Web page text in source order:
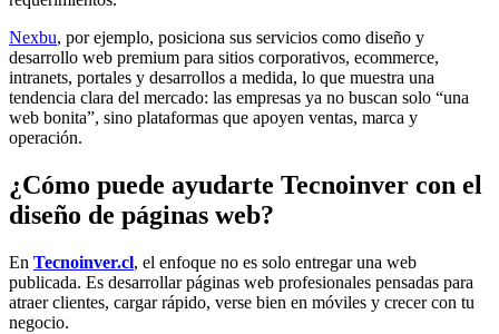
Nexbu, por ejemplo, posiciona sus servicios como diseño y
desarrollo web premium para sitios corporativos, ecommerce,
intranets, portales y desarrollos a medida, lo que muestra una
tendencia clara del mercado: las empresas ya no buscan solo “una
web bonita”, sino plataformas que apoyen ventas, marca y
operación.
¿Cómo puede ayudarte Tecnoinver con el
diseño de páginas web?
En Tecnoinver.cl, el enfoque no es solo entregar una web
publicada. Es desarrollar páginas web profesionales pensadas para
atraer clientes, cargar rápido, verse bien en móviles y crecer con tu
negocio.